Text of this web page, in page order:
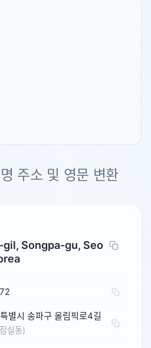
주소 및 영문 변환
Songpa-gu, Seo
별시 송파구 올림픽로4길
실동)